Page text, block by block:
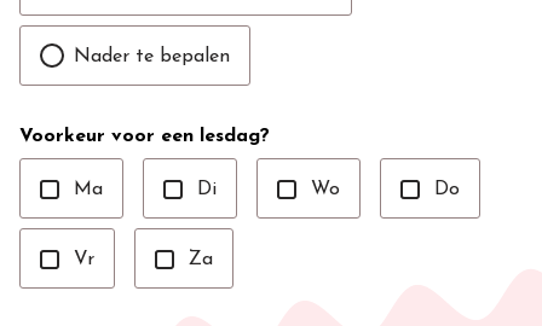
Nader te bepalen
Voorkeur voor een lesdag?
Ma Di Wo Do
Vr Za